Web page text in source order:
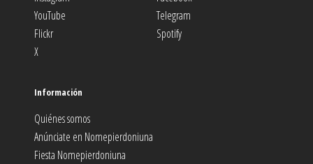
YouTube
Telegram
Flickr
Spotify
X
Información
Quiénes somos
Anúnciate en Nomepierdoniuna
Fiesta Nomepierdoniuna